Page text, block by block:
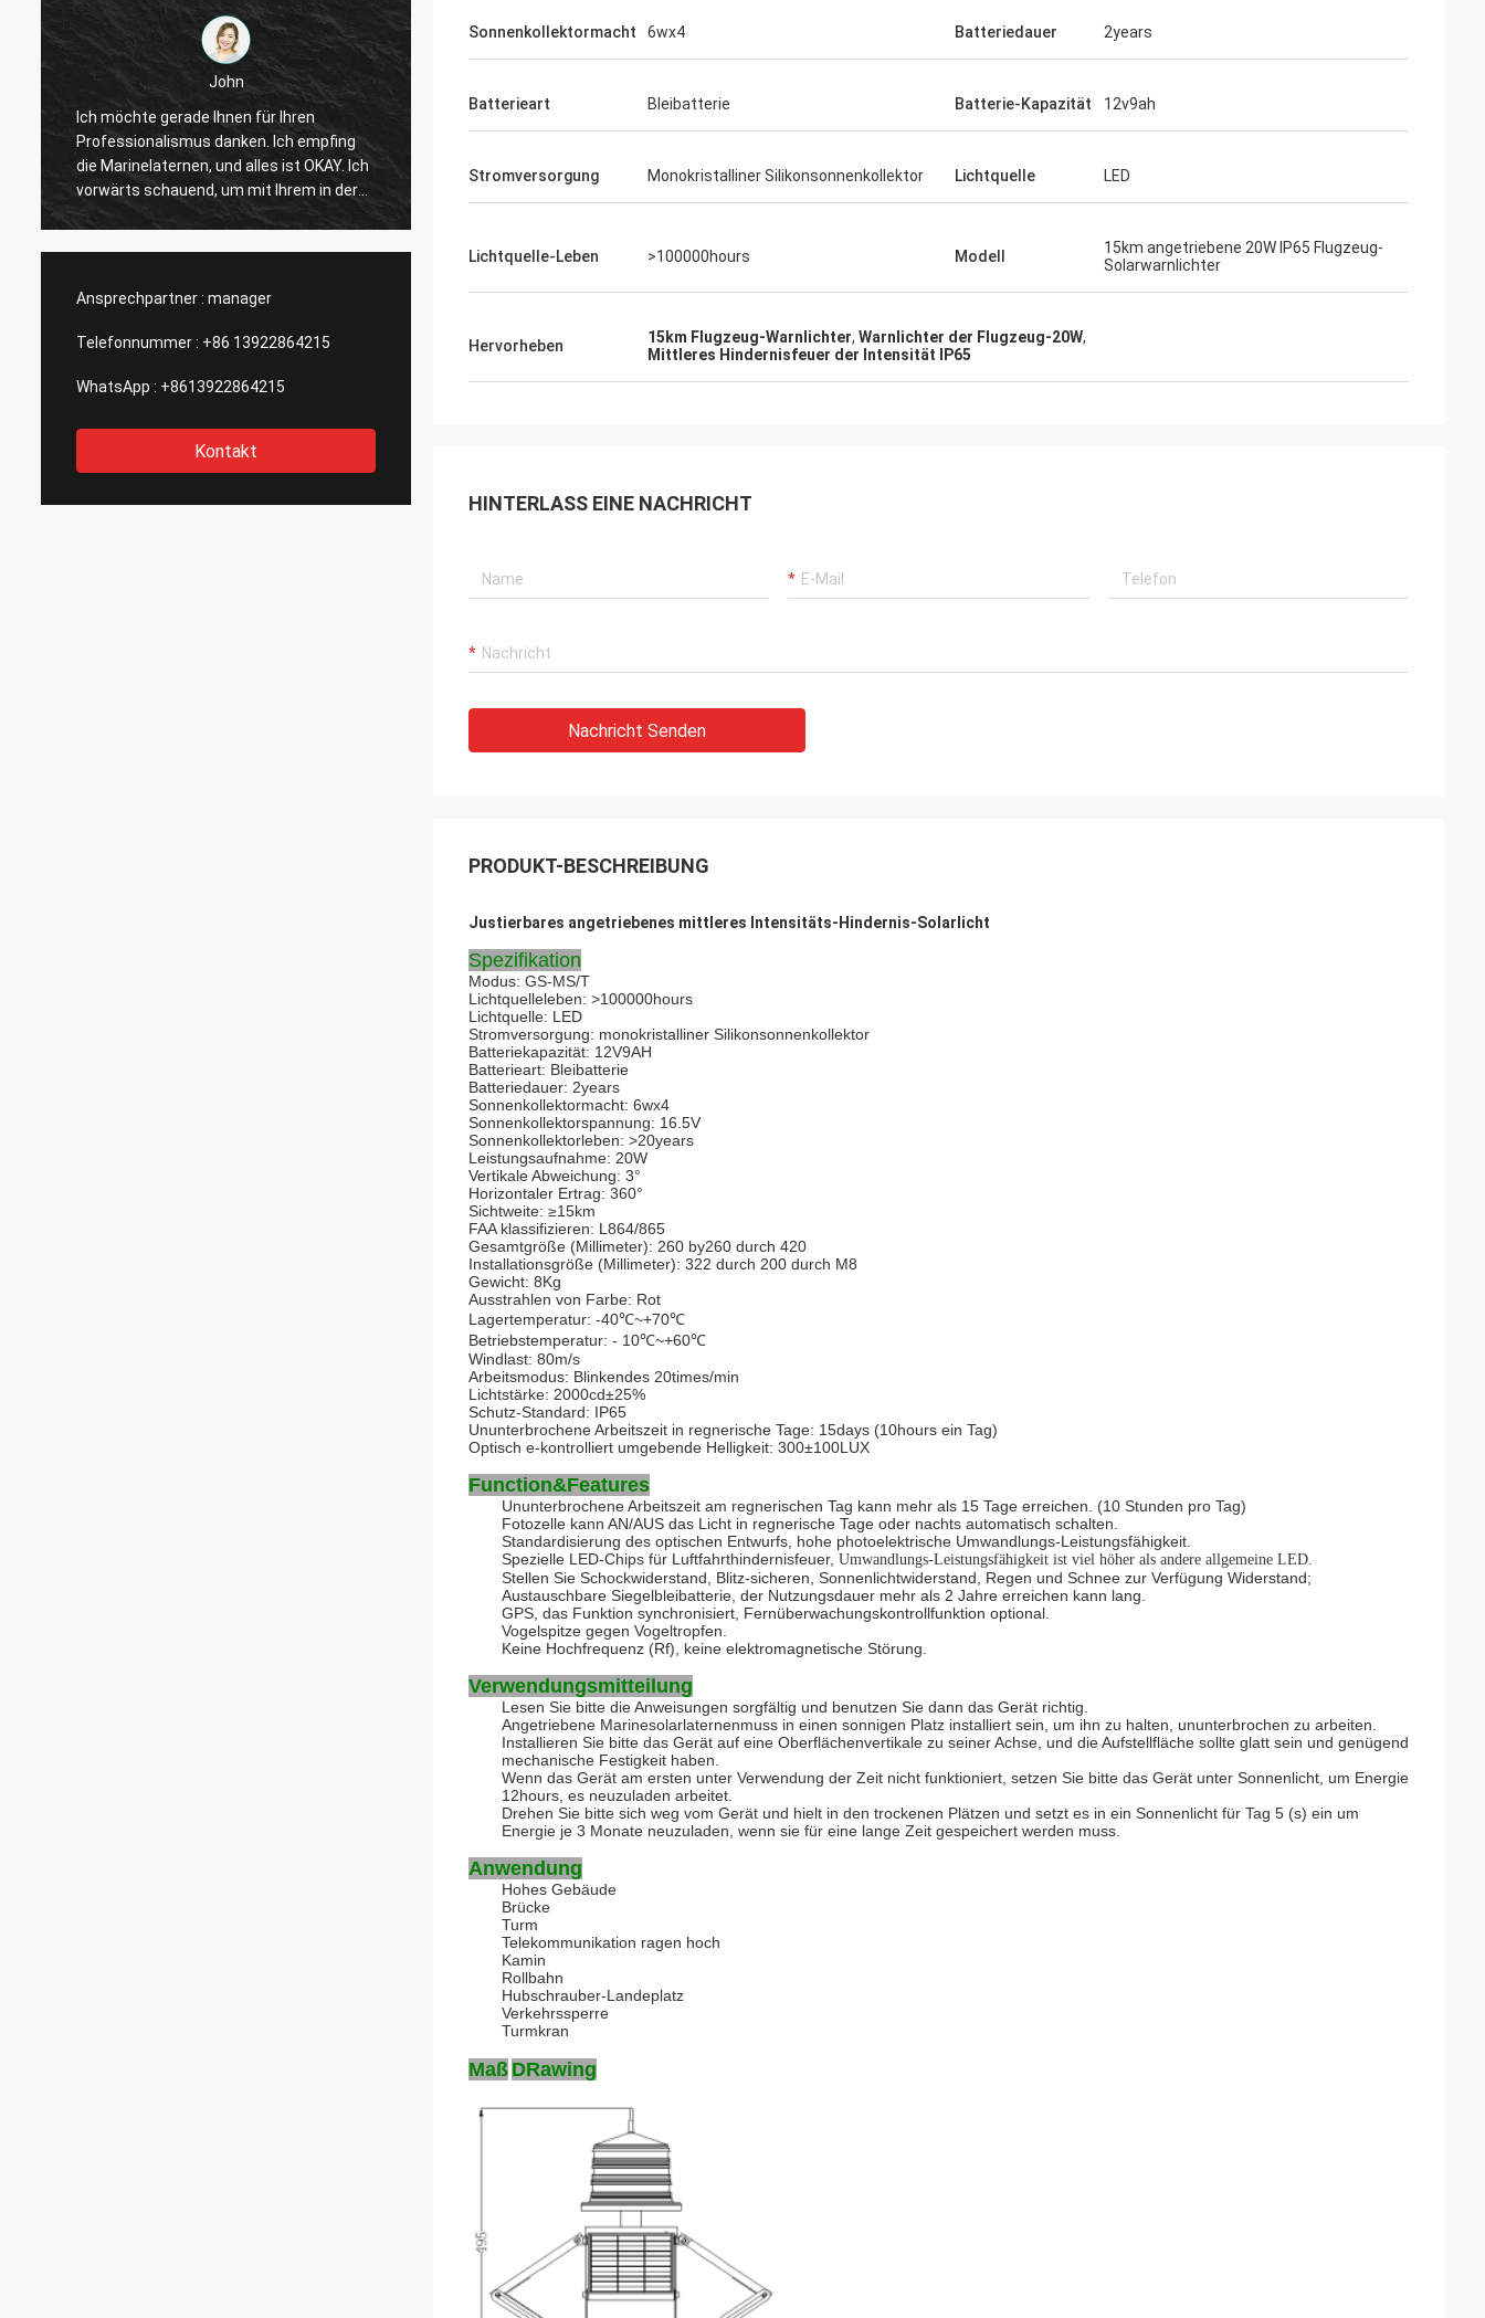
John
Ich möchte gerade Ihnen für Ihren
Professionalismus danken. Ich empfing
die Marinelaternen, und alles ist OKAY. Ich
vorwärts schauend, um mit Ihrem in der
Zukunft zu arbeiten.
Preis, Leute wie Ihre Produkte.
Ansprechpartner : manager
Telefonnummer : +86 13922864215
WhatsApp : +8613922864215
Kontakt
Sonnenkollektormacht 6wx4 Batteriedauer 2years
Batterieart Bleibatterie Batterie-Kapazität 12v9ah
Stromversorgung Monokristalliner Silikonsonnenkollektor Lichtquelle LED
Lichtquelle-Leben >100000hours Modell
15km angetriebene 20W IP65 Flugzeug-
Solarwarnlichter
Hervorheben 15km Flugzeug-Warnlichter, Warnlichter der Flugzeug-20W,
Mittleres Hindernisfeuer der Intensität IP65
HINTERLASS EINE NACHRICHT
Nachricht Senden
PRODUKT-BESCHREIBUNG
Justierbares angetriebenes mittleres Intensitäts-Hindernis-Solarlicht
Spezifikation
Modus: GS-MS/T
Lichtquelleleben: >100000hours
Lichtquelle: LED
Stromversorgung: monokristalliner Silikonsonnenkollektor
Batteriekapazität: 12V9AH
Batterieart: Bleibatterie
Batteriedauer: 2years
Sonnenkollektormacht: 6wx4
Sonnenkollektorspannung: 16.5V
Sonnenkollektorleben: >20years
Leistungsaufnahme: 20W
Vertikale Abweichung: 3°
Horizontaler Ertrag: 360°
Sichtweite: ≥15km
FAA klassifizieren: L864/865
Gesamtgröße (Millimeter): 260 by260 durch 420
Installationsgröße (Millimeter): 322 durch 200 durch M8
Gewicht: 8Kg
Ausstrahlen von Farbe: Rot
Lagertemperatur: -40℃~+70℃
Betriebstemperatur: - 10℃~+60℃
Windlast: 80m/s
Arbeitsmodus: Blinkendes 20times/min
Lichtstärke: 2000cd±25%
Schutz-Standard: IP65
Ununterbrochene Arbeitszeit in regnerische Tage: 15days (10hours ein Tag)
Optisch e-kontrolliert umgebende Helligkeit: 300±100LUX
Function&Features
Ununterbrochene Arbeitszeit am regnerischen Tag kann mehr als 15 Tage erreichen. (10 Stunden pro Tag)
Fotozelle kann AN/AUS das Licht in regnerische Tage oder nachts automatisch schalten.
Standardisierung des optischen Entwurfs, hohe photoelektrische Umwandlungs-Leistungsfähigkeit.
Spezielle LED-Chips für Luftfahrthindernisfeuer, Umwandlungs-Leistungsfähigkeit ist viel höher als andere allgemeine LED.
Stellen Sie Schockwiderstand, Blitz-sicheren, Sonnenlichtwiderstand, Regen und Schnee zur Verfügung Widerstand;
Austauschbare Siegelbleibatterie, der Nutzungsdauer mehr als 2 Jahre erreichen kann lang.
GPS, das Funktion synchronisiert , Fernüberwachungskontrollfunktion optional.
Vogelspitze gegen Vogeltropfen.
Keine Hochfrequenz (Rf), keine elektromagnetische Störung.
Verwendungsmitteilung
Lesen Sie bitte die Anweisungen sorgfältig und benutzen Sie dann das Gerät richtig.
Angetriebene Marinesolarlaternenmuss in einen sonnigen Platz installiert sein, um ihn zu halten, ununterbrochen zu arbeiten.
Installieren Sie bitte das Gerät auf eine Oberflächenvertikale zu seiner Achse, und die Aufstellfläche sollte glatt sein und genügend
mechanische Festigkeit haben.
Wenn das Gerät am ersten unter Verwendung der Zeit nicht funktioniert, setzen Sie bitte das Gerät unter Sonnenlicht, um Energie
12hours, es neuzuladen arbeitet.
Drehen Sie bitte sich weg vom Gerät und hielt in den trockenen Plätzen und setzt es in ein Sonnenlicht für Tag 5 (s) ein um
Energie je 3 Monate neuzuladen, wenn sie für eine lange Zeit gespeichert werden muss.
Anwendung
Hohes Gebäude
Brücke
Turm
Telekommunikation ragen hoch
Kamin
Rollbahn
Hubschrauber-Landeplatz
Verkehrssperre
Turmkran
Maß DRawing